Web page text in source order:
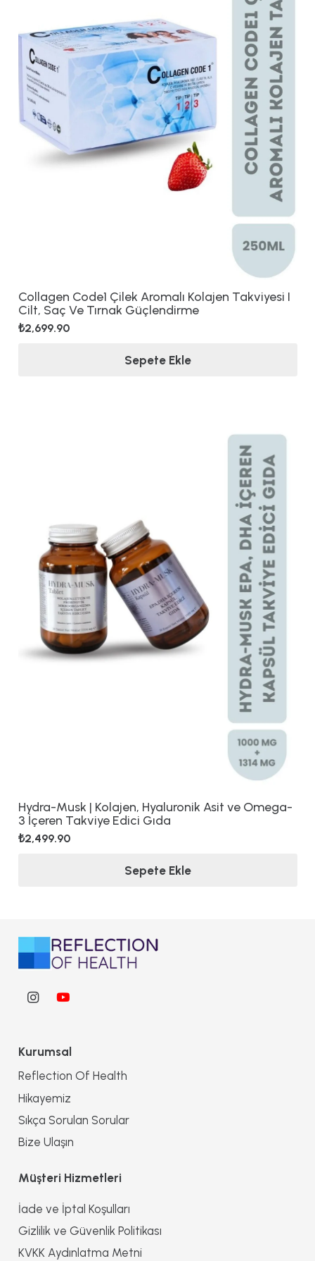
Collagen Code1 Çilek Aromalı Kolajen Takviyesi I
Cilt, Saç Ve Tırnak Güçlendirme
₺2,699.90
Sepete Ekle
Hydra-Musk | Kolajen, Hyaluronik Asit ve Omega-
3 İçeren Takviye Edici Gıda
₺2,499.90
Sepete Ekle
Kurumsal
Reflection Of Health
Hikayemiz
Sıkça Sorulan Sorular
Bize Ulaşın
Müşteri Hizmetleri
İade ve İptal Koşulları
Gizlilik ve Güvenlik Politikası
KVKK Aydınlatma Metni